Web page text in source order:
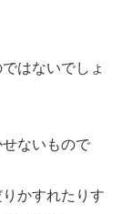
はないでしょ
ないもので
かすれたりす